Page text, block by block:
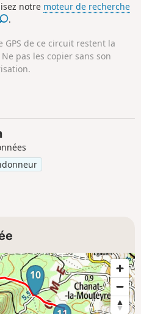
notre moteur de recherche
.
GPS de ce circuit restent la
pas les copier sans son
10